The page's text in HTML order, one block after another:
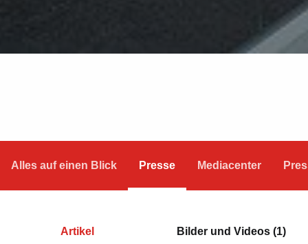
Alles auf einen Blick Presse Mediacenter
Artikel Bilder und Videos (1)